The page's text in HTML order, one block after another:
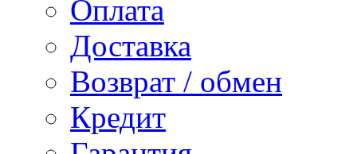
Оплата
Доставка
Возврат / обмен
Кредит